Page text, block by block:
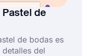
de
de bodas es
del